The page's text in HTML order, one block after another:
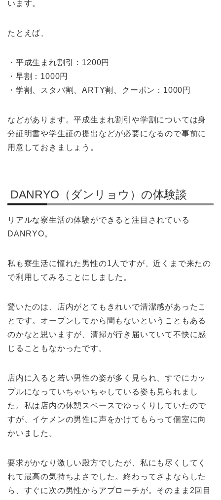
います。
たとえば、
・平成生まれ割引：1200円
・早割：1000円
・学割、スタバ割、ARTY割、クーポン：1000円
などがあります。平成生まれ割引や学割については身
分証明書や学生証の提出などが必要になるので事前に
用意しておきましょう。
DANRYO（ダンリョウ）の体験談
リアルな寮生活の体験ができると注目されている
DANRYO。
私も寮生活に憧れた男性の1人ですが、近くまで来たの
で利用してみることにしました。
驚いたのは、店内がとてもきれいで清潔感があったこ
とです。オープンしてから間もないということもある
のかなと思いますが、清掃が行き届いていて不快に感
じることもなかったです。
店内に入ると若い男性の姿が多く見られ、すでにカッ
プルになっていちゃいちゃしている姿も見られまし
た。私は店内の休憩スペースでゆっくりしていたので
すが、イケメンの男性に声をかけてもらって個室に向
かいました。
要求がかなり激しい殿方でしたが、私にも尽くしてく
れて最高の気持ちよさでした。終わってさよならした
ら、すぐに次の男性からアプローチが。そのまま2回目